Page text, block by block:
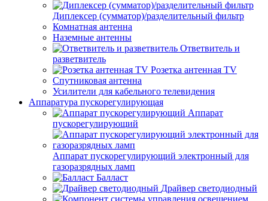
Диплексер (сумматор)/разделительный фильтр
Комнатная антенна
Наземные антенны
Ответвитель и
разветвитель
Розетка антенная TV
Спутниковая антенна
Усилители для кабельного телевидения
Аппаратура пускорегулирующая
Аппарат
пускорегулирующий
Аппарат пускорегулирующий электронный для
газоразрядных ламп
Балласт
Драйвер светодиодный